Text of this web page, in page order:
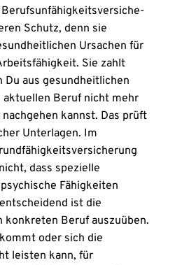
Be­rufs­un­fä­hig­keits­ver­si­che­
Schutz, denn sie
Ursachen für
Sie zahlt
Du aus gesundheitlichen
aktuellen Beruf nicht mehr
kannst. Das prüft
Unterlagen. Im
dass spezielle
Fähigkeiten
ist die
konkreten Beruf auszuüben.
oder sich die
leisten kann, für